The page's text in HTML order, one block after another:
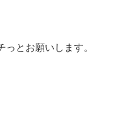
とお願いします。